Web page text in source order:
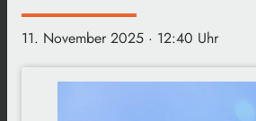
11. November 2025 · 12:40 Uhr